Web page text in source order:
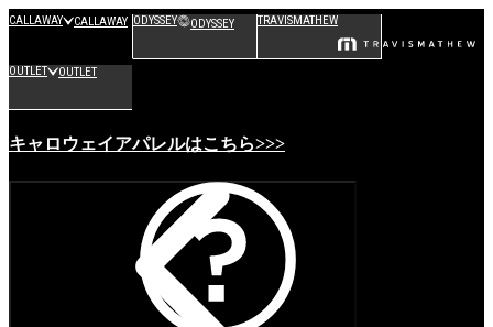
CALLAWAY CALLAWAY ODYSSEY ODYSSEY TRAVISMATHEW
OUTLET OUTLET
キャロウェイアパレルはこちら>>>